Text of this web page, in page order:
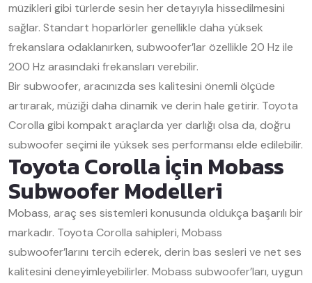
müzikleri gibi türlerde sesin her detayıyla hissedilmesini
sağlar. Standart hoparlörler genellikle daha yüksek
frekanslara odaklanırken, subwoofer’lar özellikle 20 Hz ile
200 Hz arasındaki frekansları verebilir.
Bir subwoofer, aracınızda ses kalitesini önemli ölçüde
artırarak, müziği daha dinamik ve derin hale getirir. Toyota
Corolla gibi kompakt araçlarda yer darlığı olsa da, doğru
subwoofer seçimi ile yüksek ses performansı elde edilebilir.
Toyota Corolla İçin Mobass
Subwoofer Modelleri
Mobass, araç ses sistemleri konusunda oldukça başarılı bir
markadır. Toyota Corolla sahipleri, Mobass
subwoofer’larını tercih ederek, derin bas sesleri ve net ses
kalitesini deneyimleyebilirler. Mobass subwoofer’ları, uygun